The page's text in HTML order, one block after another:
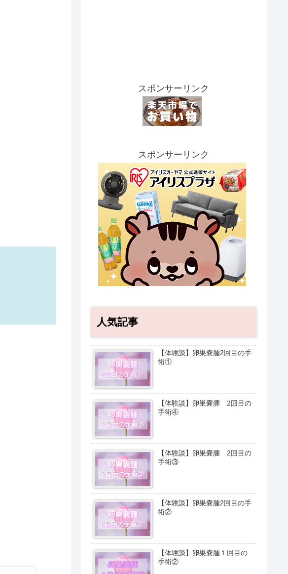
スポンサーリンク
スポンサーリンク
人気記事
【体験談】卵巣嚢腫2回目の手
術①
【体験談】卵巣嚢腫 2回目の
手術④
【体験談】卵巣嚢腫 2回目の
手術③
【体験談】卵巣嚢腫2回目の手
術②
【体験談】卵巣嚢腫１回目の
手術②